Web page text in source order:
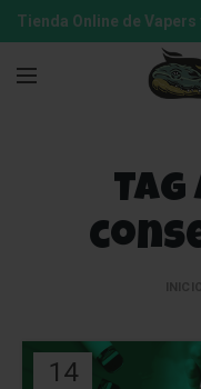
Tienda Online de Vapers
Tag
14